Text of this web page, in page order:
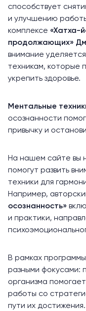
способствует
и улучшению
комплексе «Хатха-
продолжающих»
внимание
техникам, которые
укрепить здоровье.
Ментальные
осознанности
привычку и
На нашем сайте вы
помогут развить
техники для
Например,
осознанность»
и практики,
В рамках
разными фокусами:
организма
работы со
пути их